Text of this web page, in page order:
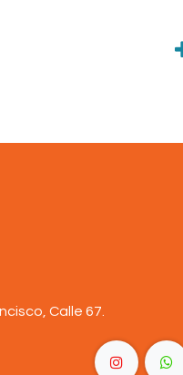
Calle 67.